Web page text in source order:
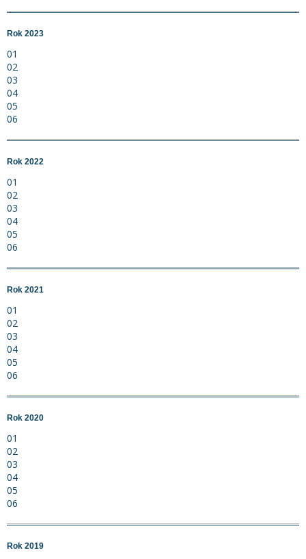
Rok 2023
01
02
03
04
05
06
Rok 2022
01
02
03
04
05
06
Rok 2021
01
02
03
04
05
06
Rok 2020
01
02
03
04
05
06
Rok 2019